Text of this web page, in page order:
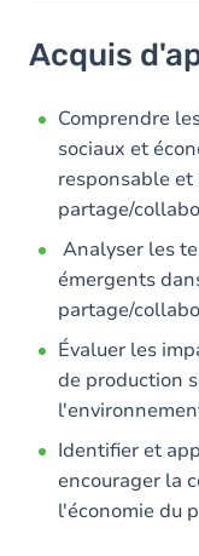
Objectifs
Contenu
Table des
Exercices
Acquis
Comprendre
sociaux et
responsable et
partage/
Analyser les
émergents
partage/
Évaluer les
de production
Identifier et
encourager la
l'économie du